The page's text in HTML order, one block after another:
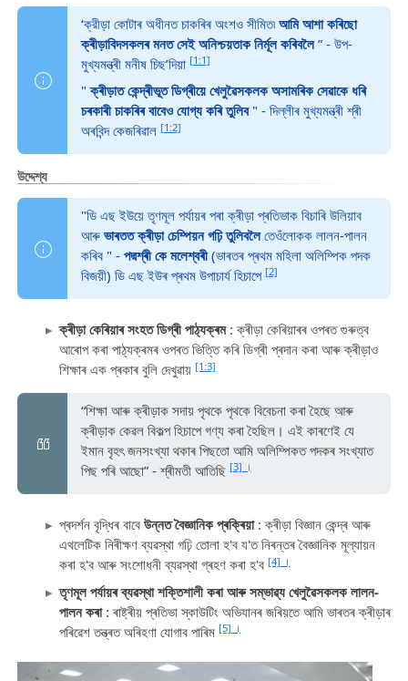
‘ক্রীড়া কোটাৰ অধীনত চাকৰিৰ অংশও সীমিত৷ আমি আশা কৰিছো
ক্ৰীড়াবিদসকলৰ মনত সেই অনিশ্চয়তাক নিৰ্মূল কৰিবলৈ” - উপ-
মুখ্যমন্ত্ৰী মনীষ চিছ’দিয়া[1:1]
"ক্ৰীড়াত কেন্দ্ৰীভূত ডিগ্ৰীয়ে খেলুৱৈসকলক অসামৰিক সেৱাকে ধৰি
চৰকাৰী চাকৰিৰ বাবেও যোগ্য কৰি তুলিব" - দিল্লীৰ মুখ্যমন্ত্ৰী শ্ৰী
অৰবিন্দ কেজৰিৱাল[1:2]
উদ্দেশ্য
"ডি এছ ইউয়ে তৃণমূল পৰ্যায়ৰ পৰা ক্ৰীড়া প্ৰতিভাক বিচাৰি উলিয়াব
আৰু ভাৰতত ক্ৰীড়া চেম্পিয়ন গঢ়ি তুলিবলৈতেওঁলোকক লালন-পালন
কৰিব " - পদ্মশ্ৰী কে মলেশ্বৰী(ভাৰতৰ প্ৰথম মহিলা অলিম্পিক পদক
বিজয়ী) ডি এছ ইউৰ প্ৰথম উপাচাৰ্য হিচাপে[2]
ক্ৰীড়া কেৰিয়াৰ সংহত ডিগ্ৰী পাঠ্যক্ৰম: ক্ৰীড়া কেৰিয়াৰৰ ওপৰত গুৰুত্ব
আৰোপ কৰা পাঠ্যক্ৰমৰ ওপৰত ভিত্তি কৰি ডিগ্ৰী প্ৰদান কৰা আৰু ক্ৰীড়াও
শিক্ষাৰ এক প্ৰকাৰ বুলি দেখুৱায় [1:3]
“শিক্ষা আৰু ক্ৰীড়াক সদায় পৃথকে পৃথকে বিবেচনা কৰা হৈছে আৰু
ক্ৰীড়াক কেৱল বিকল্প হিচাপে গণ্য কৰা হৈছিল। এই কাৰণেই যে
ইমান বৃহৎ জনসংখ্যা থকাৰ পিছতো আমি অলিম্পিকত পদকৰ সংখ্যাত
পিছ পৰি আছো” - শ্ৰীমতী আতিছি[3] ।
প্ৰদৰ্শন বৃদ্ধিৰ বাবেউন্নত বৈজ্ঞানিক প্ৰক্ৰিয়া: ক্ৰীড়া বিজ্ঞান কেন্দ্ৰ আৰু
এথলেটিক নিৰীক্ষণ ব্যৱস্থা গঢ়ি তোলা হ'ব য'ত নিৰন্তৰ বৈজ্ঞানিক মূল্যায়ন
কৰা হ'ব আৰু সংশোধনী ব্যৱস্থা গ্ৰহণ কৰা হ'ব [4] ।
তৃণমূল পৰ্যায়ৰ ব্যৱস্থা শক্তিশালী কৰা আৰু সম্ভাৱ্য খেলুৱৈসকলক লালন-
পালন কৰা: ৰাষ্ট্ৰীয় প্ৰতিভা স্কাউটিং অভিযানৰ জৰিয়তে আমি ভাৰতৰ ক্ৰীড়াৰ
পৰিৱেশ তন্ত্ৰত অৰিহণা যোগাব পাৰিম [5] ।